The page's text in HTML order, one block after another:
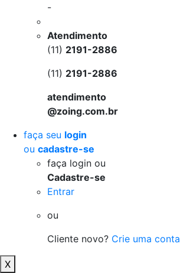
-
Atendimento
(11) 2191-2886
(11) 2191-2886
atendimento
@zoing.com.br
faça seu login
ou cadastre-se
faça login ou
Cadastre-se
Entrar
ou
Cliente novo? Crie uma conta
X